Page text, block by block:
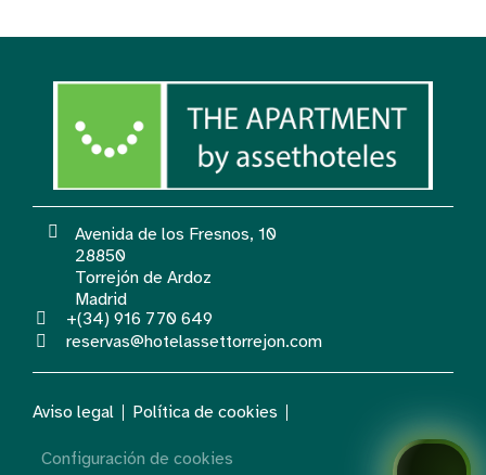
Avenida de los Fresnos, 10
28850
Torrejón de Ardoz
Madrid
+(34) 916 770 649
reservas@hotelassettorrejon.com
Aviso legal Política de cookies
Configuración de cookies